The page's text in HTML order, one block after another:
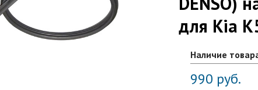
для Kia
Наличие
990 руб.